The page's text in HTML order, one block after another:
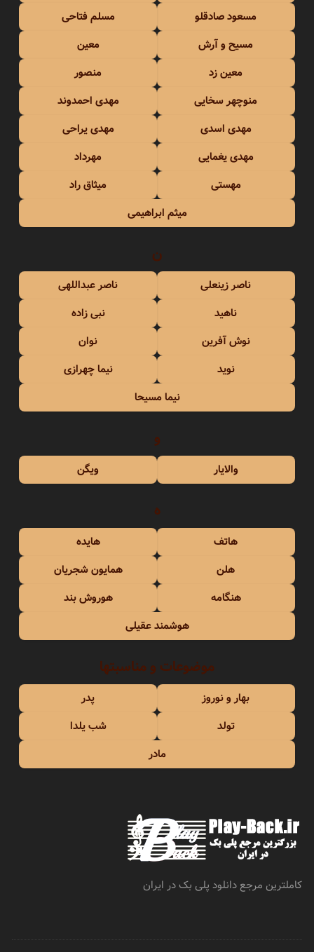
مسعود صادقلو
مسلم فتاحی
مسیح و آرش
معین
معین زد
منصور
منوچهر سخایی
مهدی احمدوند
مهدی اسدی
مهدی یراحی
مهدی یغمایی
مهرداد
مهستی
میثاق راد
میثم ابراهیمی
ن
ناصر زینعلی
ناصر عبداللهی
ناهید
نبی زاده
نوش آفرین
نوان
نوید
نیما چهرازی
نیما مسیحا
و
والایار ویگن
ه
هاتف
هایده
هلن
همایون شجریان
هنگامه
هوروش بند
هوشمند عقیلی
موضوعات و مناسبتها
بهار و نوروز
پدر
تولد
شب یلدا
مادر
کاملترین مرجع دانلود پلی بک در ایران